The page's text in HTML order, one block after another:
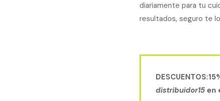
diariamente para tu
resultados, seguro te
DESCUENTOS:
distribuidor15 en